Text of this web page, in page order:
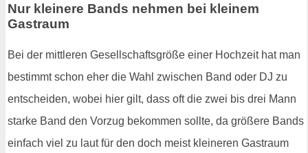
Nur kleinere Bands nehmen bei kleinem
Gastraum
Bei der mittleren Gesellschaftsgröße einer Hochzeit hat man
bestimmt schon eher die Wahl zwischen Band oder DJ zu
entscheiden, wobei hier gilt, dass oft die zwei bis drei Mann
starke Band den Vorzug bekommen sollte, da größere Bands
einfach viel zu laut für den doch meist kleineren Gastraum